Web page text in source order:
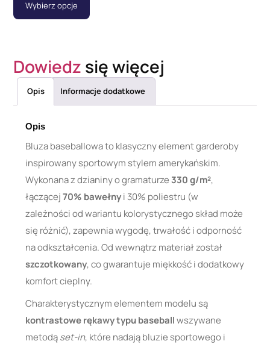
Wybierz opcje
Dowiedz się więcej
Opis Informacje dodatkowe
Opis
Bluza baseballowa to klasyczny element garderoby
inspirowany sportowym stylem amerykańskim.
Wykonana z dzianiny o gramaturze 330 g/m²,
łączącej70% bawełnyi 30% poliestru (w
zależności od wariantu kolorystycznego skład może
się różnić), zapewnia wygodę, trwałość i odporność
na odkształcenia. Od wewnątrz materiał został
szczotkowany, co gwarantuje miękkość i dodatkowy
komfort cieplny.
Charakterystycznym elementem modelu są
kontrastowe rękawy typu baseballwszywane
metodąset-in, które nadają bluzie sportowego i